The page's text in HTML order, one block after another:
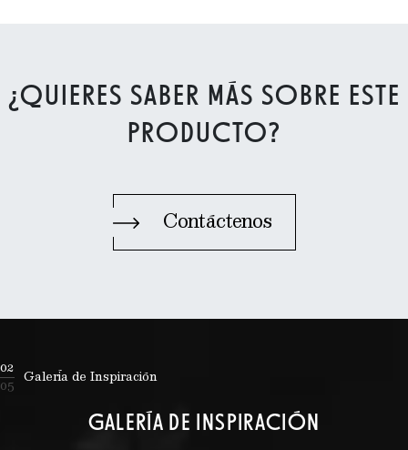
¿QUIERES SABER MÁS SOBRE ESTE
PRODUCTO?
Contáctenos
02
05
Galería de Inspiración
GALERÍA DE INSPIRACIÓN